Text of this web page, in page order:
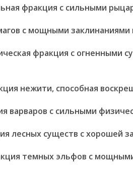
фракция с сильными
с мощными заклинаниями
фракция с огненными
нежити, способная
варваров с сильными
лесных существ с хорошей
темных эльфов с